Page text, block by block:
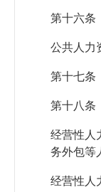
第十六条
公共人力
第十七条
第十八条
经营性人
务外包等
经营性人